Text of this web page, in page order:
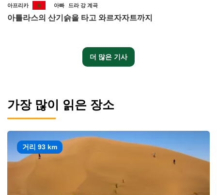
아프리카 아빠 드라 강 계곡
아틀라스의 산기슭을 타고 와르자자트까지
더 많은 기사
가장 많이 읽은 장소
거리 93 km